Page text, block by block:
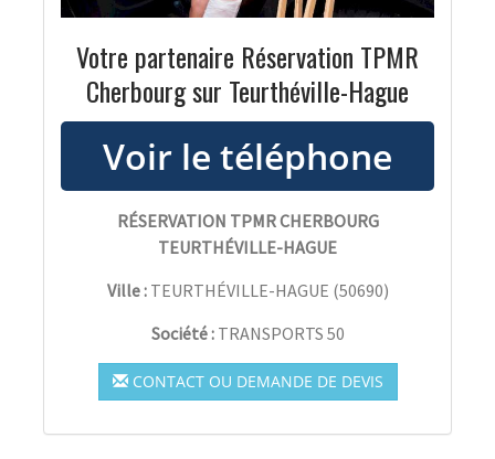
Votre partenaire Réservation TPMR
Cherbourg sur Teurthéville-Hague
RÉSERVATION TPMR CHERBOURG
TEURTHÉVILLE-HAGUE
Ville : TEURTHÉVILLE-HAGUE (50690)
Société : TRANSPORTS 50
CONTACT OU DEMANDE DE DEVIS